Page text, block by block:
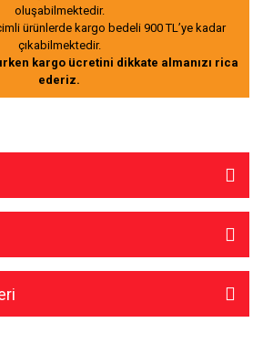
oluşabilmektedir.
ürünlerde kargo bedeli 900 TL’ye kadar
çıkabilmektedir.
kargo ücretini dikkate almanızı rica
ederiz.